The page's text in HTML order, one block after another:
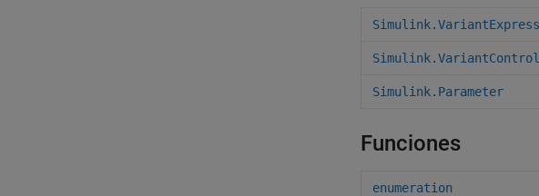
Simulink.VariantControl
Simulink.Parameter
Funciones
enumeration